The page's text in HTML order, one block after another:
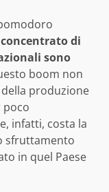
di
sono
boom non
produzione
poco
infatti, costa la
sfruttamento
in quel Paese